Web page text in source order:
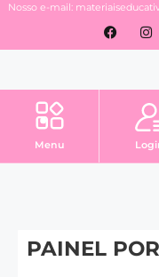
Nosso e-mail:
Menu
PAINEL